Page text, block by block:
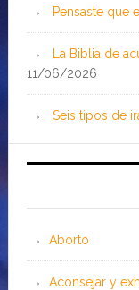
Pensaste que
La Biblia de
11/06/2026
Seis tipos de
Aborto
Aconsejar y